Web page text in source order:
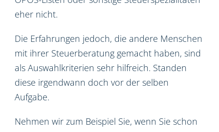
eher nicht.
Die Erfahrungen jedoch, die andere Menschen
mit ihrer Steuerberatung gemacht haben, sind
als Auswahlkriterien sehr hilfreich. Standen
diese irgendwann doch vor der selben
Aufgabe.
Nehmen wir zum Beispiel Sie, wenn Sie schon